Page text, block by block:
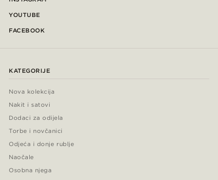
YOUTUBE
FACEBOOK
KATEGORIJE
Nova kolekcija
Nakit i satovi
Dodaci za odijela
Torbe i novčanici
Odjeća i donje rublje
Naočale
Osobna njega